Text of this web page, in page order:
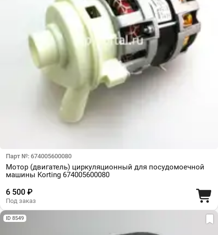
Парт №: 674005600080
Мотор (двигатель) циркуляционный для посудомоечной
машины Korting 674005600080
6 500 ₽
Под заказ
ID 8549